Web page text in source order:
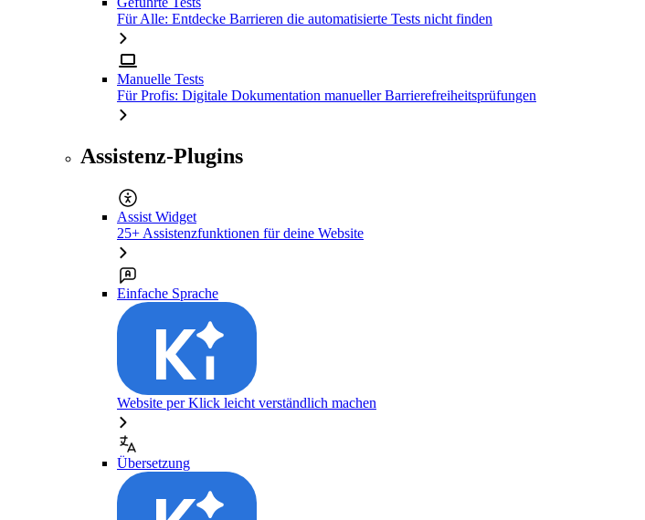
Für Alle: Entdecke Barrieren die automatisierte Tests nicht finden
Manuelle Tests
Für Profis: Digitale Dokumentation manueller Barrierefreiheitsprüfungen
Assistenz-Plugins
Assist Widget
25+ Assistenzfunktionen für deine Website
Einfache Sprache
Website per Klick leicht verständlich machen
Übersetzung